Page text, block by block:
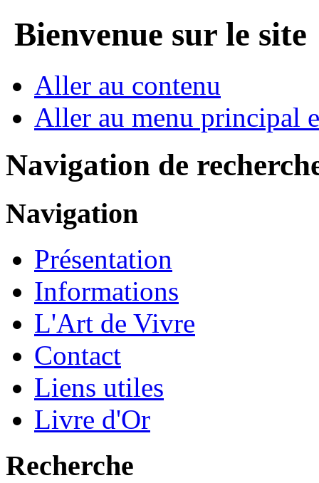
Bienvenue sur le site
Aller au contenu
Aller au menu principal
Navigation de
Navigation
Présentation
Informations
L'Art de Vivre
Contact
Liens utiles
Livre d'Or
Recherche